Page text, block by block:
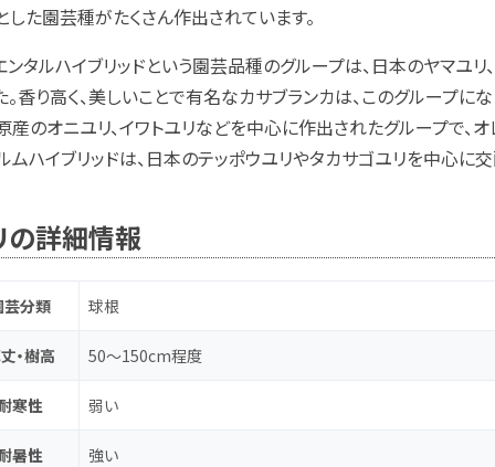
した園芸種がたくさん作出されています。
ンタルハイブリッドという園芸品種のグループは、日本のヤマユリ
。香り高く、美しいことで有名なカサブランカは、このグループにな
産のオニユリ、イワトユリなどを中心に作出されたグループで、
ムハイブリッドは、日本のテッポウユリやタカサゴユリを中心に
の詳細情報
芸分類 球根
・樹高 50～150cm程度
寒性 弱い
暑性 強い